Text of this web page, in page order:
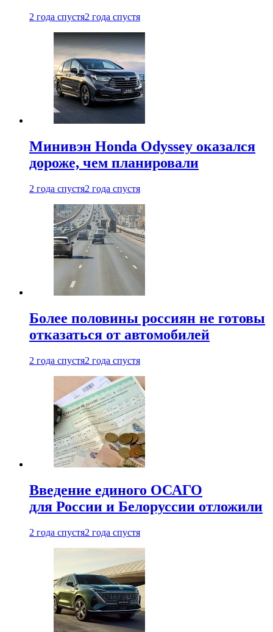
2 года спустя2 года спустя
Минивэн Honda Odyssey оказался
дороже, чем планировали
2 года спустя2 года спустя
Более половины россиян не готовы
отказаться от автомобилей
2 года спустя2 года спустя
Введение единого ОСАГО
для России и Белоруссии отложили
2 года спустя2 года спустя